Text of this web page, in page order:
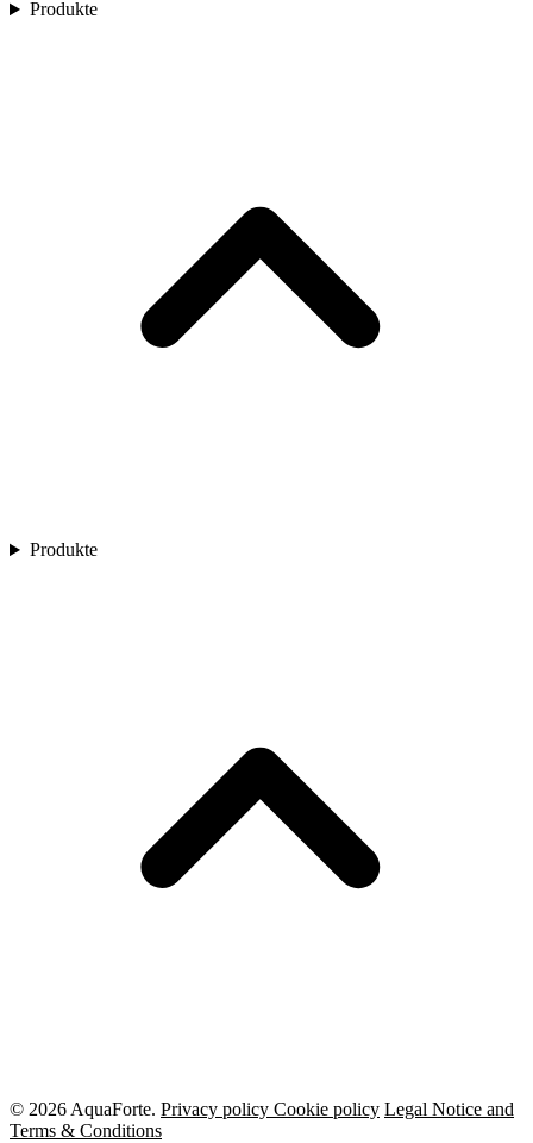
Produkte
Produkte
© 2026 AquaForte. Privacy policy Cookie policy Legal Notice and
Terms & Conditions